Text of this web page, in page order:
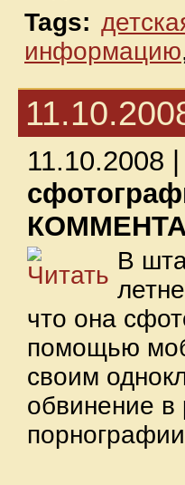
Tags:
информацию
11.10.2008 |
В
что она
помощью
своим
обвинение в